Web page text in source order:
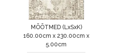
MÕÕTMED (LxSxK)
160.00cm x 230.00cm x
5.00cm